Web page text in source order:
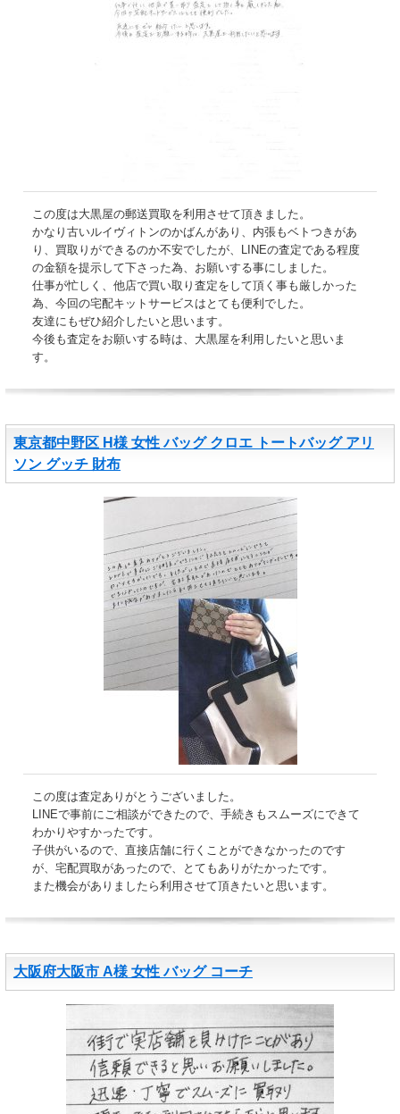
この度は大黒屋の郵送買取を利用させて頂きました。
かなり古いルイヴィトンのかばんがあり、内張もベトつきがあ
り、買取りができるのか不安でしたが、LINEの査定である程度
の金額を提示して下さった為、お願いする事にしました。
仕事が忙しく、他店で買い取り査定をして頂く事も厳しかった
為、今回の宅配キットサービスはとても便利でした。
友達にもぜひ紹介したいと思います。
今後も査定をお願いする時は、大黒屋を利用したいと思いま
す。
東京都中野区 H様 女性 バッグ クロエ トートバッグ アリ
ソン グッチ 財布
この度は査定ありがとうございました。
LINEで事前にご相談ができたので、手続きもスムーズにできて
わかりやすかったです。
子供がいるので、直接店舗に行くことができなかったのです
が、宅配買取があったので、とてもありがたかったです。
また機会がありましたら利用させて頂きたいと思います。
大阪府大阪市 A様 女性 バッグ コーチ